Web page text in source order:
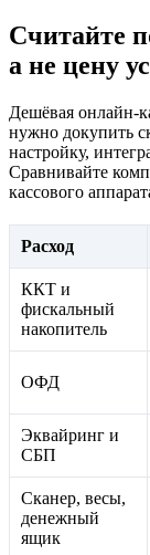
Считайте
а не цену
Дешёвая онлайн-
нужно докупить
настройку,
Сравнивайте
кассового
Расход
ККТ и
фискальный
накопитель
ОФД
Эквайринг и
СБП
Сканер, весы,
денежный
ящик